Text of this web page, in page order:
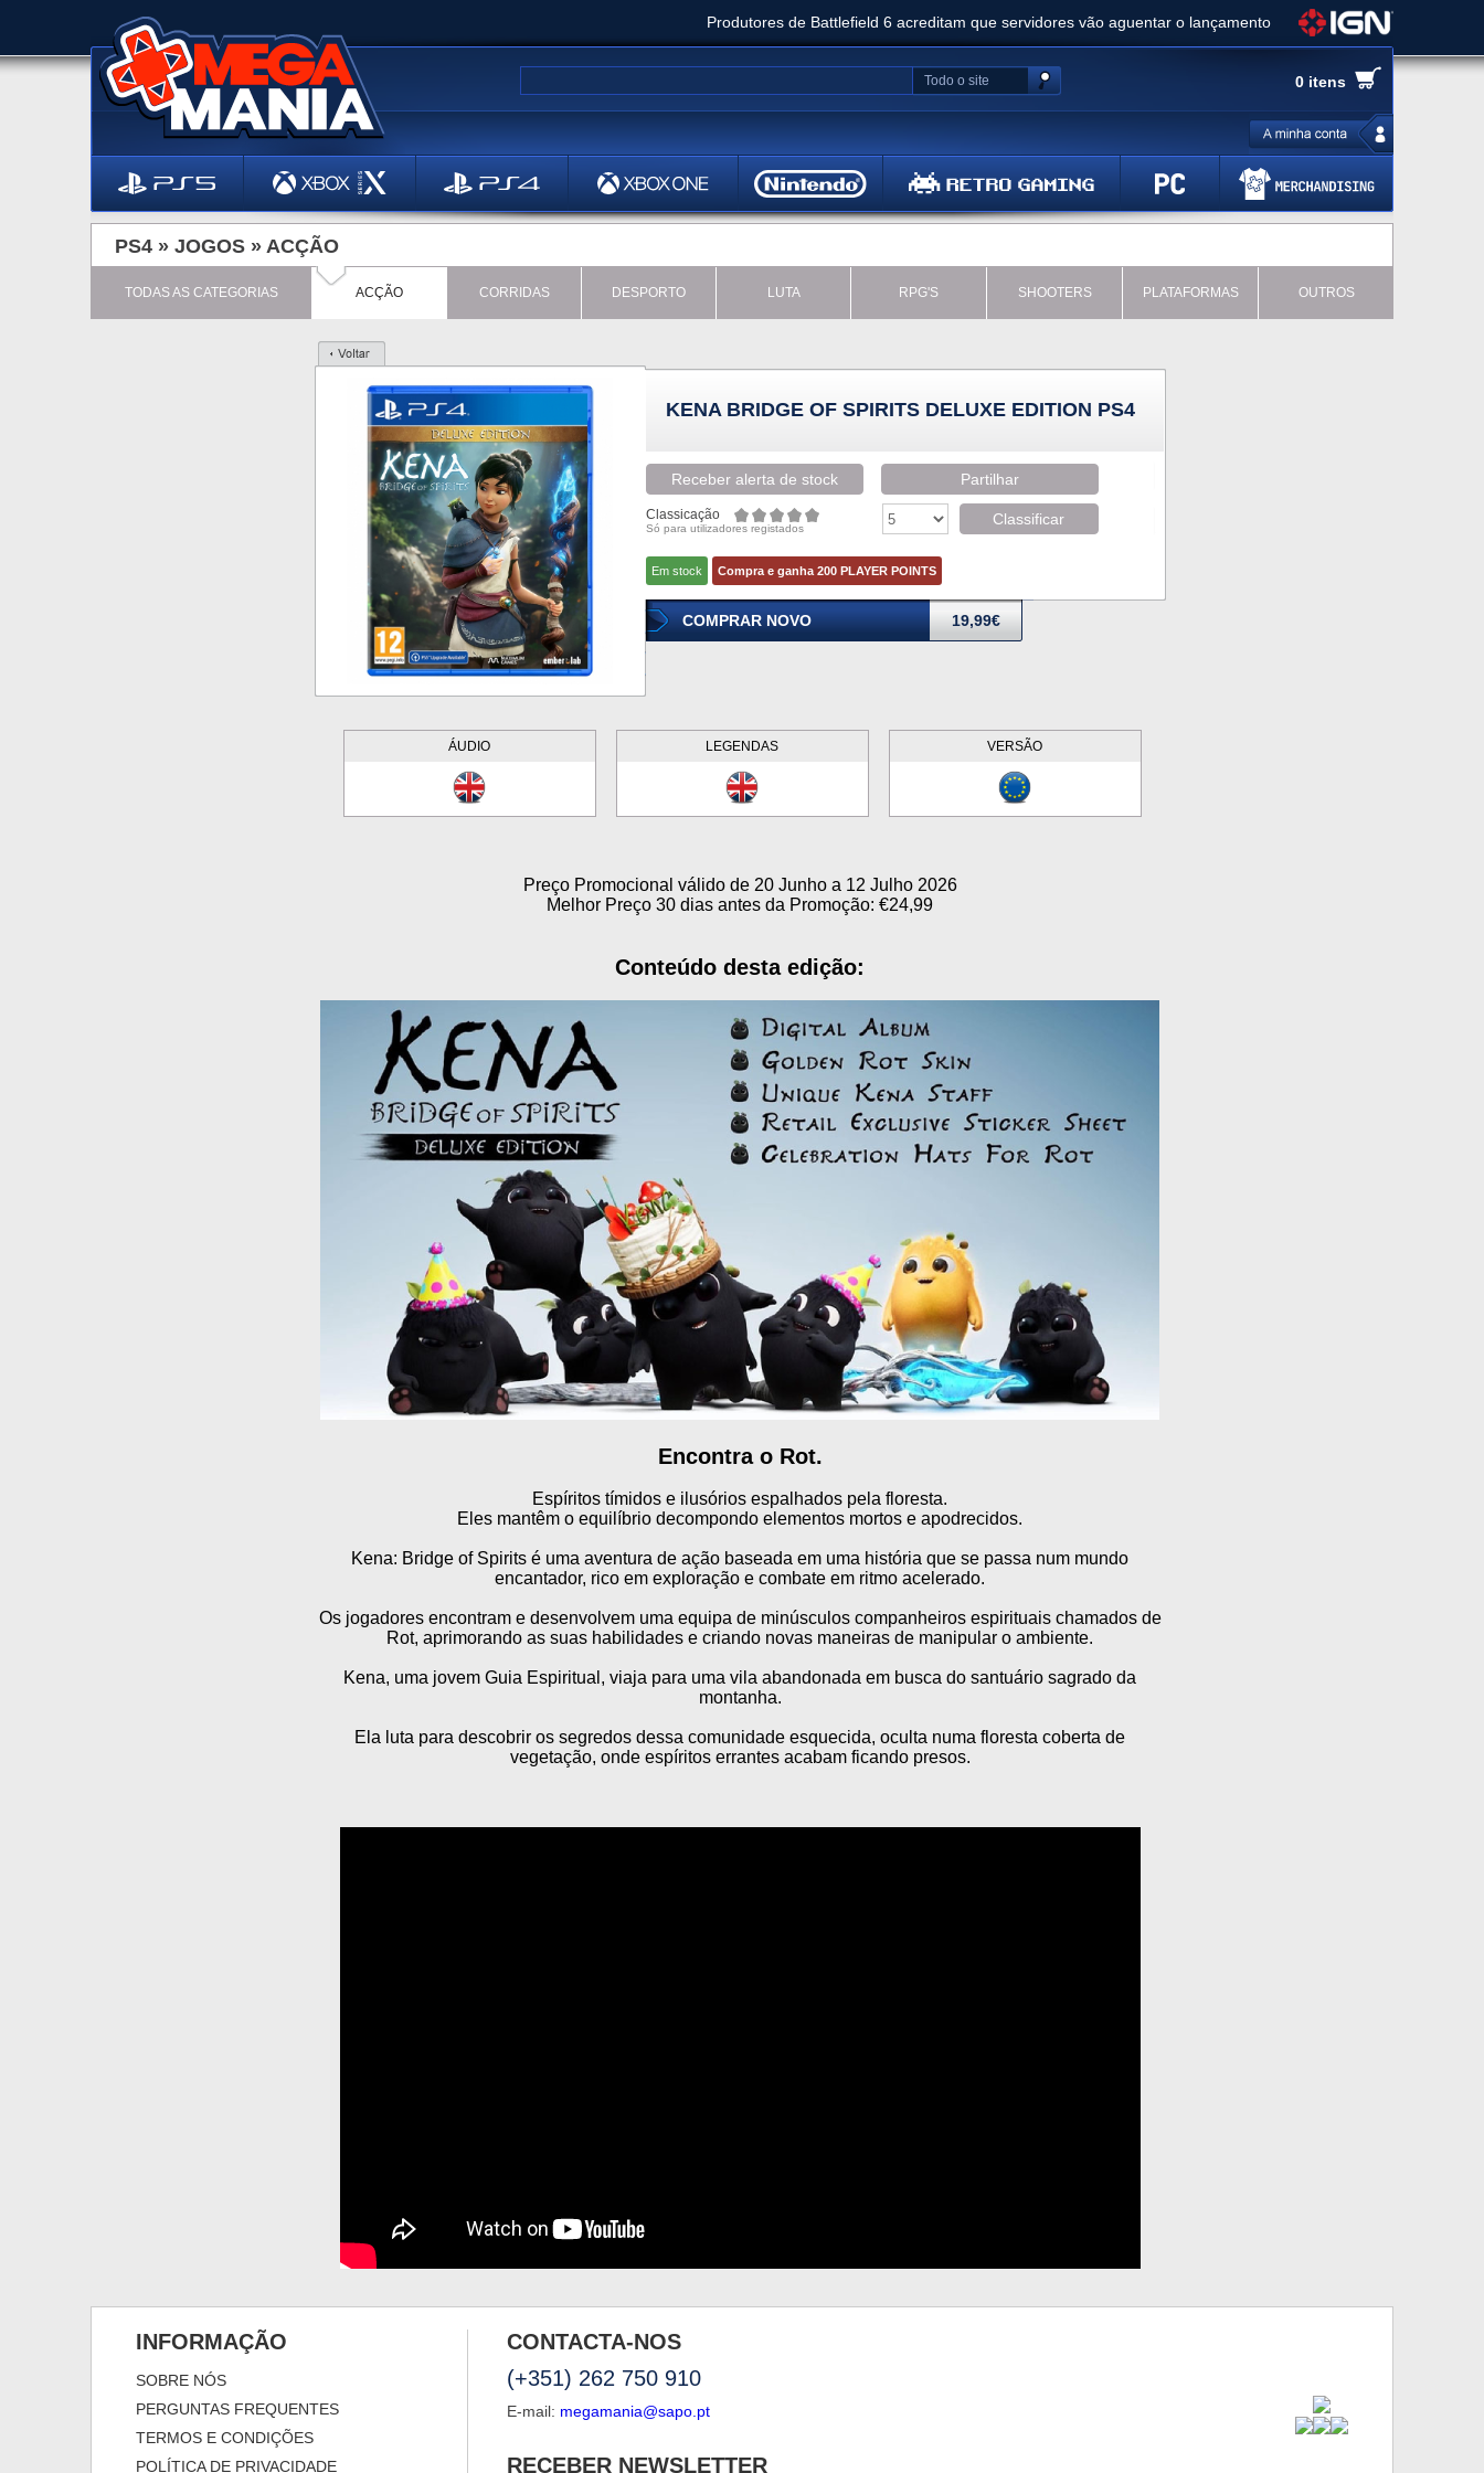
Produtores de Battlefield 6 acreditam que servidores vão aguentar o lançamento
Clair Obscur: Expedition 33 já vendeu 5 milhões de cópias e vai receber novo conteúdo
Ghost of Yotei - Análise
Metal Gear Solid Delta: Snake Eater - Análise
Bethesda anuncia livestream para o Fallout Day
0 itens
Todo o site
PS4 » JOGOS » ACÇÃO
TODAS AS CATEGORIAS ACÇÃO CORRIDAS DESPORTO LUTA RPG'S SHOOTERS PLATAFORMAS OUTROS
KENA BRIDGE OF SPIRITS DELUXE EDITION PS4
Receber alerta de stock Partilhar
Classicação
Só para utilizadores registados
Classificar
Em stock Compra e ganha 200 PLAYER POINTS
COMPRAR NOVO 19,99€
ÁUDIO LEGENDAS VERSÃO
Preço Promocional válido de 20 Junho a 12 Julho 2026
Melhor Preço 30 dias antes da Promoção: €24,99
Conteúdo desta edição:
Encontra o Rot.
Espíritos tímidos e ilusórios espalhados pela floresta.
Eles mantêm o equilíbrio decompondo elementos mortos e apodrecidos.
Kena: Bridge of Spirits é uma aventura de ação baseada em uma história que se passa num mundo
encantador, rico em exploração e combate em ritmo acelerado.
Os jogadores encontram e desenvolvem uma equipa de minúsculos companheiros espirituais chamados de
Rot, aprimorando as suas habilidades e criando novas maneiras de manipular o ambiente.
Kena, uma jovem Guia Espiritual, viaja para uma vila abandonada em busca do santuário sagrado da
montanha.
Ela luta para descobrir os segredos dessa comunidade esquecida, oculta numa floresta coberta de
vegetação, onde espíritos errantes acabam ficando presos.
INFORMAÇÃO
SOBRE NÓS
PERGUNTAS FREQUENTES
TERMOS E CONDIÇÕES
POLÍTICA DE PRIVACIDADE
CONTACTA-NOS
(+351) 262 750 910
E-mail: megamania@sapo.pt
RECEBER NEWSLETTER